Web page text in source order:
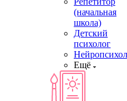
(начальная
школа)
Детский
психолог
Ещё